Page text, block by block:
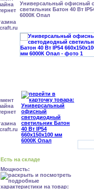
Универсальный офисный
светильник Батон 40 Вт
6000К Опал
Есть на складе
Мощность: